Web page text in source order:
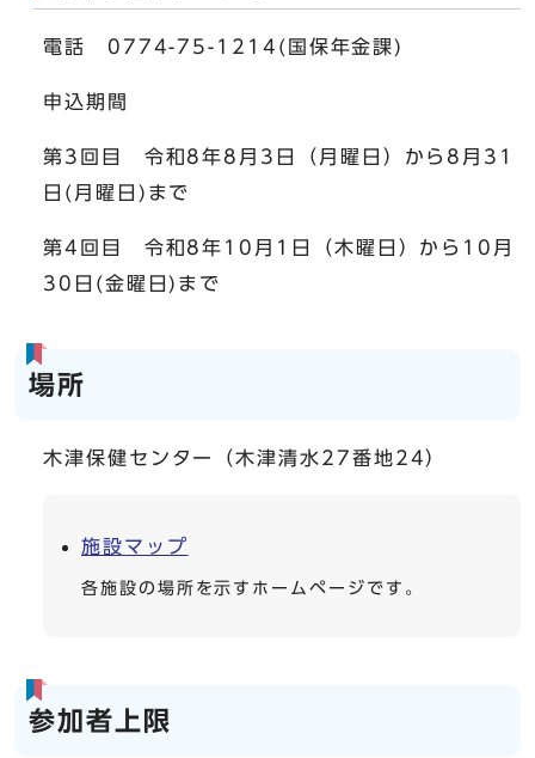
電話 0774-75-1214(国保年金課)
申込期間
第3回目 令和8年8月3日（月曜日）から8月31
日(月曜日)まで
第4回目 令和8年10月1日（木曜日）から10月
30日(金曜日)まで
場所
木津保健センター（木津清水27番地24）
施設マップ
各施設の場所を示すホームページです。
参加者上限